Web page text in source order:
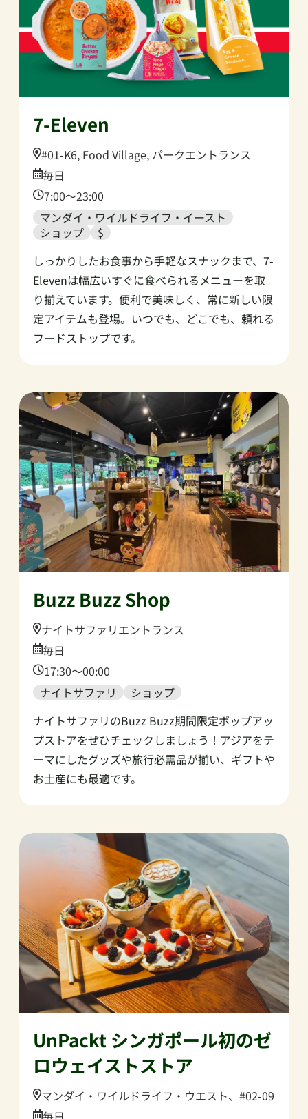
7-Eleven
Location:
#01-K6, Food Village, パークエントランス
Date:
毎日
Time:
7:00～23:00
マンダイ・ワイルドライフ・イースト
ショップ
$
しっかりしたお食事から手軽なスナックまで、7-
Elevenは幅広いすぐに食べられるメニューを取
り揃えています。便利で美味しく、常に新しい限
定アイテムも登場。いつでも、どこでも、頼れる
フードストップです。
Buzz Buzz Shop
Location:
ナイトサファリエントランス
Date:
毎日
Time:
17:30～00:00
ナイトサファリ
ショップ
ナイトサファリのBuzz Buzz期間限定ポップアッ
プストアをぜひチェックしましょう！アジアをテ
ーマにしたグッズや旅行必需品が揃い、ギフトや
お土産にも最適です。
UnPackt シンガポール初のゼ
ロウェイストストア
Location:
マンダイ・ワイルドライフ・ウエスト、#02-09